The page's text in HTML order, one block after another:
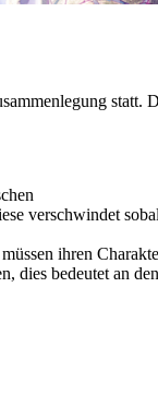
statt.
verschwindet
ihren
dies bedeutet an